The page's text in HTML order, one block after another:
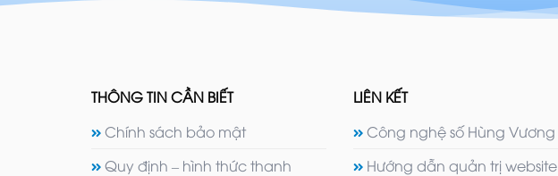
THÔNG TIN CẦN BIẾT
Chính sách bảo mật
Quy định – hình thức thanh
LIÊN KẾT
Công nghệ số Hùng Vương
Hướng dẫn quản trị website